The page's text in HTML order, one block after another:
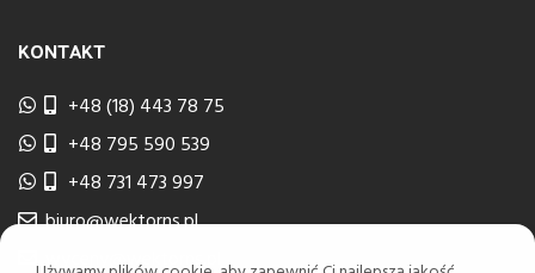
KONTAKT
+48 (18) 443 78 75
+48 795 590 539
+48 731 473 997
biuro@wektorns.pl
wyceny@wektorns.pl